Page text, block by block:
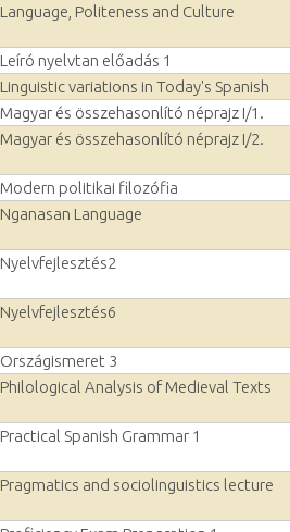
Language, Politeness and Culture
Leíró nyelvtan előadás 1
Linguistic variations in Today's Spanish
Magyar és összehasonlító néprajz I/1.
Magyar és összehasonlító néprajz I/2.
Modern politikai filozófia
Nganasan Language
Nyelvfejlesztés2
Nyelvfejlesztés6
Országismeret 3
Philological Analysis of Medieval Texts
Practical Spanish Grammar 1
Pragmatics and sociolinguistics lecture